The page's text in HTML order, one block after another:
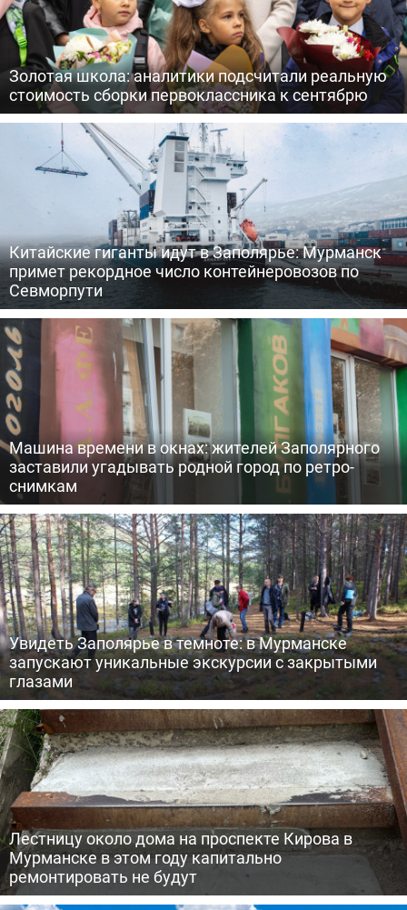
Золотая школа: аналитики подсчитали реальную
стоимость сборки первоклассника к сентябрю
Китайские гиганты идут в Заполярье: Мурманск
примет рекордное число контейнеровозов по
Севморпути
Машина времени в окнах: жителей Заполярного
заставили угадывать родной город по ретро-
снимкам
Увидеть Заполярье в темноте: в Мурманске
запускают уникальные экскурсии с закрытыми
глазами
Лестницу около дома на проспекте Кирова в
Мурманске в этом году капитально
ремонтировать не будут